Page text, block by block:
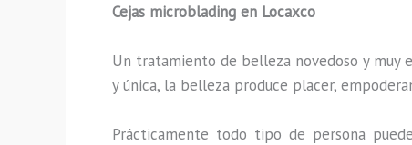
Cejas microblading en Locaxco
Un tratamiento de belleza novedoso y muy
y única, la belleza produce placer,
Prácticamente todo tipo de persona